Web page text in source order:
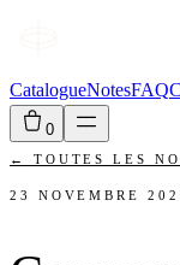
CatalogueNotesFAQ
0
← TOUTES LES
23 NOVEMBRE